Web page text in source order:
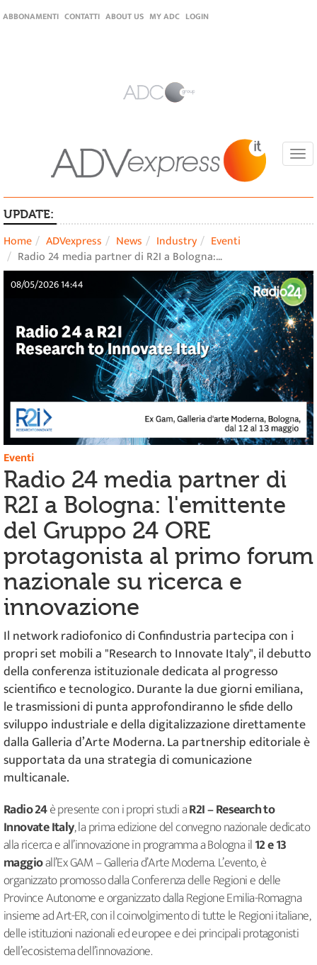
ABBONAMENTI CONTATTI ABOUT US MY ADC LOGIN
UPDATE:
Home ADVexpress News Industry
Eventi
Radio 24 media partner di R2I a Bologna:…
08/05/2026 14:44
Eventi
Radio 24 media partner di
R2I a Bologna: l'emittente
del Gruppo 24 ORE
protagonista al primo forum
nazionale su ricerca e
innovazione
Il network radiofonico di Confindustria partecipa con i
propri set mobili a "Research to Innovate Italy", il debutto
della conferenza istituzionale dedicata al progresso
scientifico e tecnologico. Durante la due giorni emiliana,
le trasmissioni di punta approfondiranno le sfide dello
sviluppo industriale e della digitalizzazione direttamente
dalla Galleria d’Arte Moderna. La partnership editoriale è
supportata da una strategia di comunicazione
multicanale.
Radio 24è presente con i propri studi aR2I – Research to
Innovate Italy, la prima edizione del convegno nazionale dedicato
alla ricerca e all’innovazione in programma a Bologna il12 e 13
maggioall’Ex GAM – Galleria d’Arte Moderna. L’evento, è
organizzato promosso dalla Conferenza delle Regioni e delle
Province Autonome e organizzato dalla Regione Emilia-Romagna
insieme ad Art-ER, con il coinvolgimento di tutte le Regioni italiane,
delle istituzioni nazionali ed europee e dei principali protagonisti
dell’ecosistema dell’innovazione.